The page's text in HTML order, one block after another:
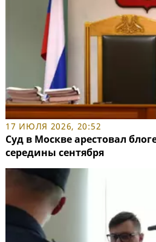
17 ИЮЛЯ 2026, 20:52
Суд в Москве арестовал
середины сентября